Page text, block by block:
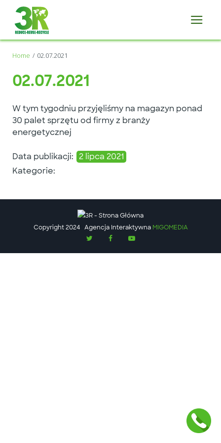
Home 02.07.2021
02.07.2021
W tym tygodniu przyjęliśmy na magazyn ponad
30 palet sprzętu od firmy z branży
energetycznej
Data publikacji:
2 lipca 2021
Kategorie:
Copyright 2024Agencja Interaktywna MIGOMEDIA